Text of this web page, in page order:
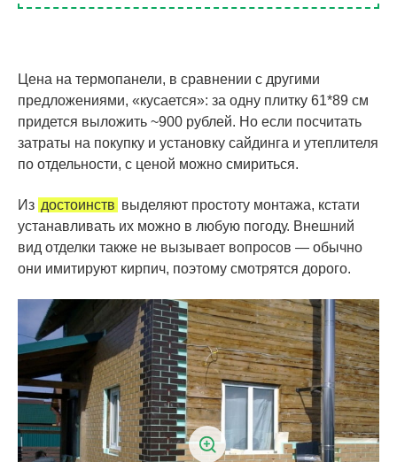
Цена на термопанели, в сравнении с другими
предложениями, «кусается»: за одну плитку 61*89 см
придется выложить ~900 рублей. Но если посчитать
затраты на покупку и установку сайдинга и утеплителя
по отдельности, с ценой можно смириться.
Из достоинств выделяют простоту монтажа, кстати
устанавливать их можно в любую погоду. Внешний
вид отделки также не вызывает вопросов — обычно
они имитируют кирпич, поэтому смотрятся дорого.